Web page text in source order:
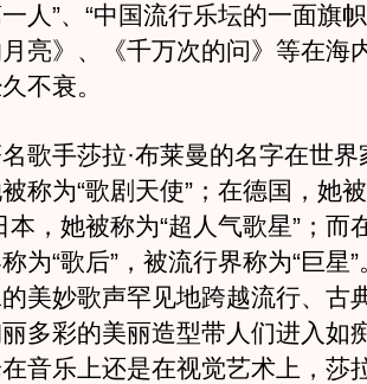
人”、“中国流行乐坛的一面旗
亮》、《千万次的问》等在海
不衰。
手莎拉·布莱曼的名字在世界
称为“歌剧天使”；在德国，她
本，她被称为“超人气歌星”；而
为“歌后”，被流行界称为“巨星
美妙歌声罕见地跨越流行、古
多彩的美丽造型带人们进入如
音乐上还是在视觉艺术上，莎